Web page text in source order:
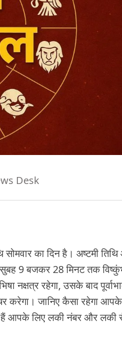
Desk
का दिन है। अष्टमी
9 बजकर 28 मिनट तक
रहेगा, उसके बाद
करेगा। जानिए कैसा रहेगा
आपके लिए लकी नंबर और लकी